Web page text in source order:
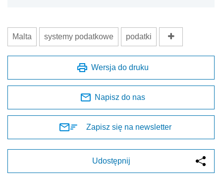
Malta systemy podatkowe podatki
Wersja do druku
Napisz do nas
Zapisz się na newsletter
Udostępnij